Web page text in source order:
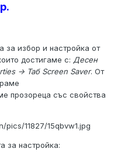
за избор и настройка от
достигаме с: Десен
-> Таб Screen Saver. От
прозореца със свойства
11827/15qbvw1.jpg
за настройка: